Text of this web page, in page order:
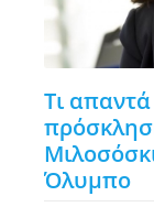
Τι
Όλυμπο